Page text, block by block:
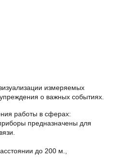
измеряемых
о важных событиях.
работы в сферах:
предназначены для
до 200 м.,